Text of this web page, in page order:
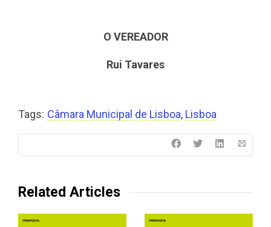
O VEREADOR
Rui Tavares
Tags: Câmara Municipal de Lisboa, Lisboa
Related Articles